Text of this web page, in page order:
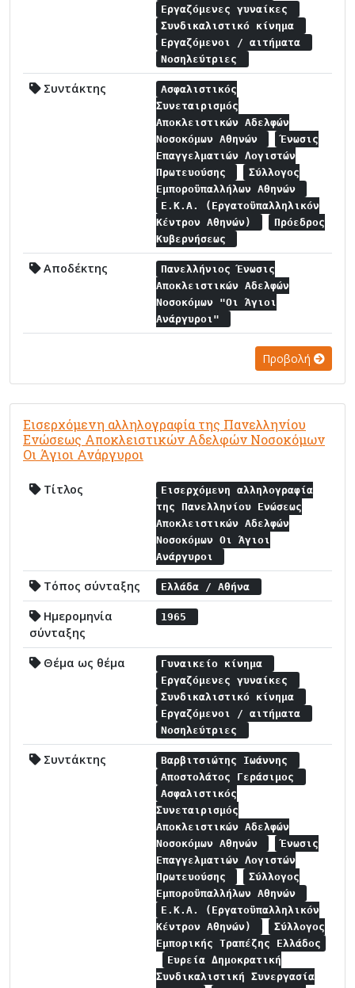
Εργαζόμενες γυναίκες
Συνδικαλιστικό κίνημα
Εργαζόμενοι / αιτήματα
Νοσηλεύτριες
Συντάκτης
Ασφαλιστικός
Συνεταιρισμός
Αποκλειστικών Αδελφών
Νοσοκόμων Αθηνών
Ένωσις
Επαγγελματιών Λογιστών
Πρωτευούσης
Σύλλογος
Εμποροϋπαλλήλων Αθηνών
Ε.Κ.Α. (Εργατοϋπαλληλικόν
Κέντρον Αθηνών)
Πρόεδρος
Κυβερνήσεως
Αποδέκτης
Πανελλήνιος Ένωσις
Αποκλειστικών Αδελφών
Νοσοκόμων "Οι Άγιοι
Ανάργυροι"
Προβολή
Εισερχόμενη αλληλογραφία της Πανελληνίου
Ενώσεως Αποκλειστικών Αδελφών Νοσοκόμων
Οι Άγιοι Ανάργυροι
Τίτλος
Εισερχόμενη αλληλογραφία
της Πανελληνίου Ενώσεως
Αποκλειστικών Αδελφών
Νοσοκόμων Οι Άγιοι
Ανάργυροι
Τόπος σύνταξης Ελλάδα / Αθήνα
Ημερομηνία
σύνταξης
1965
Θέμα ως θέμα
Γυναικείο κίνημα
Εργαζόμενες γυναίκες
Συνδικαλιστικό κίνημα
Εργαζόμενοι / αιτήματα
Νοσηλεύτριες
Συντάκτης
Βαρβιτσιώτης Ιωάννης
Αποστολάτος Γεράσιμος
Ασφαλιστικός
Συνεταιρισμός
Αποκλειστικών Αδελφών
Νοσοκόμων Αθηνών
Ένωσις
Επαγγελματιών Λογιστών
Πρωτευούσης
Σύλλογος
Εμποροϋπαλλήλων Αθηνών
Ε.Κ.Α. (Εργατοϋπαλληλικόν
Κέντρον Αθηνών)
Σύλλογος
Εμπορικής Τραπέζης Ελλάδος
Ευρεία Δημοκρατική
Συνδικαλιστική Συνεργασία